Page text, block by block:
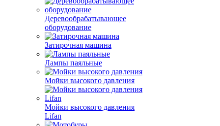
Деревообрабатывающее
оборудование
Затирочная машина
Лампы паяльные
Мойки высокого давления
Мойки высокого давления
Lifan